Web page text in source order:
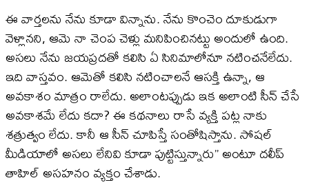
ఈ వార్తలను నేను కూడా విన్నాను. నేను కొంచెం దూకుడుగా
వెళ్లానని, ఆమె నా చెంప చెళ్లు మనిపించినట్టు అందులో ఉంది.
అసలు నేను జయప్రదతో కలిసి ఏ సినిమాలోనూ నటించనేలేదు.
ఇది వాస్తవం. ఆమెతో కలిసి నటించాలనే ఆసక్తి ఉన్నా, ఆ
అవకాశం మాత్రం రాలేదు. అలాంటప్పుడు ఇక అలాంటి సీన్ చేసే
అవకాశమే లేదు కదా? ఈ కథనాలు రాసే వ్యక్తి పట్ల నాకు
శత్రుత్వం లేదు. కానీ ఆ సీన్ చూపిస్తే సంతోషిస్తాను. సోషల్
మీడియాలో అసలు లేనివి కూడా పుట్టిస్తున్నారు’’ అంటూ దలీప్‌
తాహిల్‌ అసహనం వ్యక్తం చేశాడు.